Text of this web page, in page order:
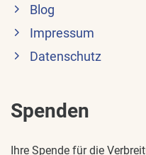
Blog
Impressum
Datenschutz
Spenden
Ihre Spende für die